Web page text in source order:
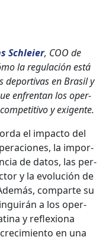
Schleier, COO de
la reg­u­lación está
deporti­vas en Brasil y
enfrentan los oper­
y exi­gente.
el impacto del
la impor­
de datos, las per­
y la evolu­ción de
com­parte su
a los oper­
y reflex­iona
en una